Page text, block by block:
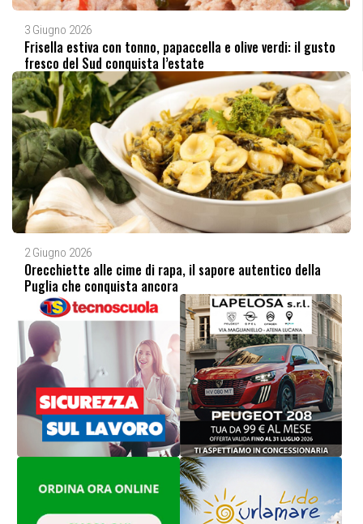
3 Giugno 2026
Frisella estiva con tonno, papaccella e olive verdi: il gusto
fresco del Sud conquista l’estate
2 Giugno 2026
Orecchiette alle cime di rapa, il sapore autentico della
Puglia che conquista ancora